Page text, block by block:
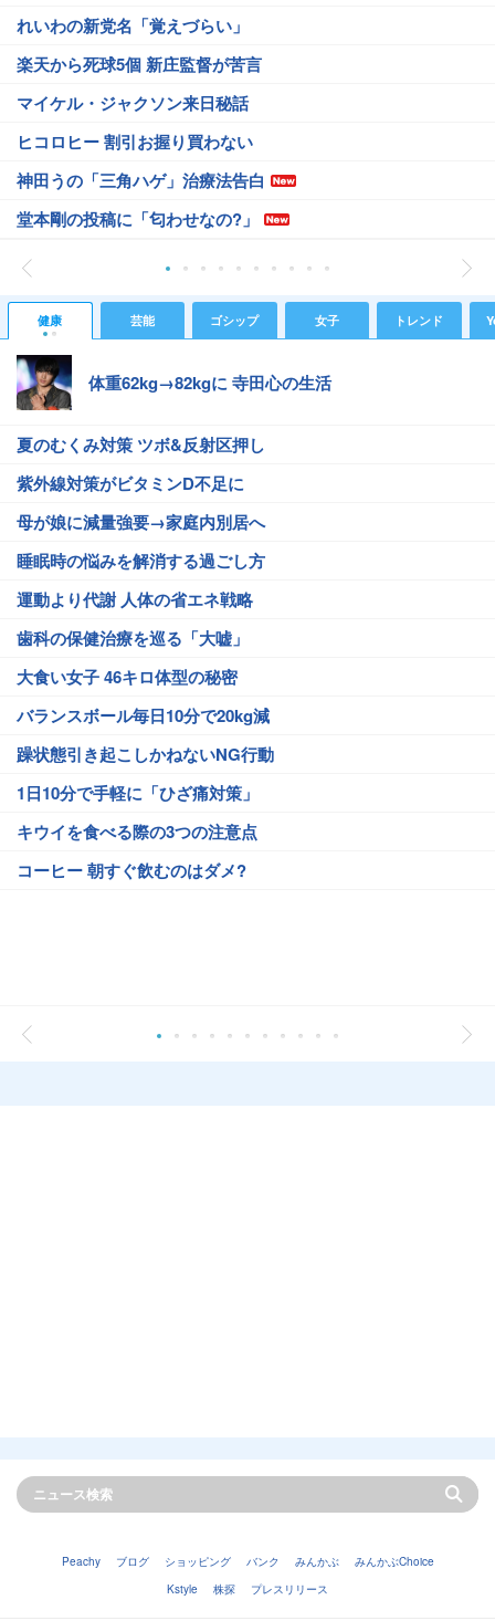
れいわの新党名「覚えづらい」
楽天から死球5個 新庄監督が苦言
マイケル・ジャクソン来日秘話
ヒコロヒー 割引お握り買わない
神田うの「三角ハゲ」治療法告白
堂本剛の投稿に「匂わせなの?」
健康 芸能 ゴシップ 女子 トレンド
体重62kg→82kgに 寺田心の生活
夏のむくみ対策 ツボ&反射区押し
紫外線対策がビタミンD不足に
母が娘に減量強要→家庭内別居へ
睡眠時の悩みを解消する過ごし方
運動より代謝 人体の省エネ戦略
歯科の保健治療を巡る「大嘘」
大食い女子 46キロ体型の秘密
バランスボール毎日10分で20kg減
躁状態引き起こしかねないNG行動
1日10分で手軽に「ひざ痛対策」
キウイを食べる際の3つの注意点
コーヒー 朝すぐ飲むのはダメ?
Peachy ブログ ショッピング バンク みんかぶ
みんかぶChoice
Kstyle
株探 プレスリリース